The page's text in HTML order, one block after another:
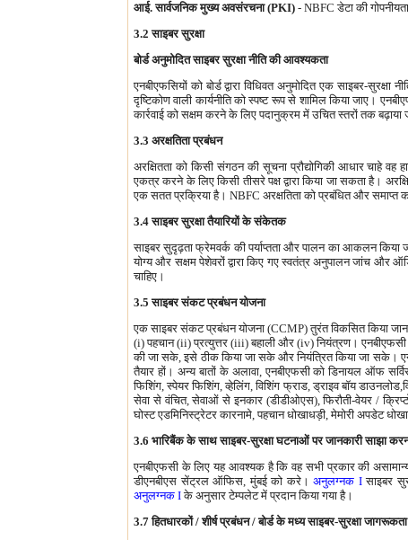
आई. सार्वजनिक मुख्य अवसंरचना (PKI) - NBFC डेटा की
3.2 साइबर सुरक्षा
बोर्ड अनुमोदित साइबर सुरक्षा नीति की आवश्यकता
एनबीएफसियों को बोर्ड द्वारा विधिवत अनुमोदित एक साइबर-
दृष्टिकोण वाली कार्यनीति को स्पष्ट रूप से शामिल किया जाए।
कार्रवाई को सक्षम करने के लिए पदानुक्रम में उचित स्तरों तक
3.3 अरक्षतिता प्रबंधन
अरक्षितता को किसी संगठन की सूचना प्रौद्योगिकी आधार चाहे
एकत्र करने के लिए किसी तीसरे पक्ष द्वारा किया जा सकता है।
एक सतत प्रक्रिया है। NBFC अरक्षतिता को प्रबंधित और समाप्त
3.4 साइबर सुरक्षा तैयारियों के संकेतक
साइबर सुदृढ़ता फ्रेमवर्क की पर्याप्तता और पालन का आकलन
योग्य और सक्षम पेशेवरों द्वारा किए गए स्वतंत्र अनुपालन जांच और
चाहिए।
3.5 साइबर संकट प्रबंधन योजना
एक साइबर संकट प्रबंधन योजना (CCMP) तुरंत विकसित किया जाना
(i) पहचान (ii) प्रत्युत्तर (iii) बहाली और (iv) नियंत्रण। एनबीएफसी
की जा सके, इसे ठीक किया जा सके और नियंत्रित किया जा सके।
तैयार हों। अन्य बातों के अलावा, एनबीएफसी को डिनायल ऑफ
फिशिंग, स्पेयर फिशिंग, व्हेलिंग, विशिंग फ्राड, ड्राइव बॉय
सेवा से वंचित, सेवाओं से इनकार (डीडीओएस), फिरौती-वेयर /
घोस्ट एडमिनिस्ट्रेटर कारनामे, पहचान धोखाधड़ी, मेमोरी अपडेट
3.6 भारिबैंक के साथ साइबर-सुरक्षा घटनाओं पर जानकारी साझा
एनबीएफसी के लिए यह आवश्यक है कि वह सभी प्रकार की
डीएनबीएस सेंट्रल ऑफिस, मुंबई को करे।अनुलग्नक Iसाइबर
अनुलग्नक Iके अनुसार टेम्पलेट में प्रदान किया गया है।
3.7 हितधारकों / शीर्ष प्रबंधन / बोर्ड के मध्य साइबर-सुरक्षा जागरूकता